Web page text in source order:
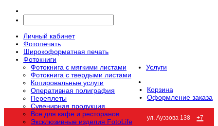
Личный кабинет
Фотопечать
Широкоформатная печать
Фотокниги
Фотокнига с мягкими листами
Фотокнига с твердыми листами
Услуги
Копировальные услуги
Оперативная полиграфия
Переплеты
Сувенирная продукция
Все для кафе и ресторанов
Эксклюзивные изделия FotoLife
Корзина
Оформление заказа
ул. Ауэзова 138 +7